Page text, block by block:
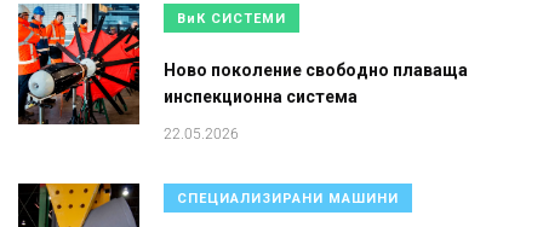
ВиК СИСТЕМИ
Ново поколение свободно плаваща
инспекционна система
22.05.2026
СПЕЦИАЛИЗИРАНИ МАШИНИ